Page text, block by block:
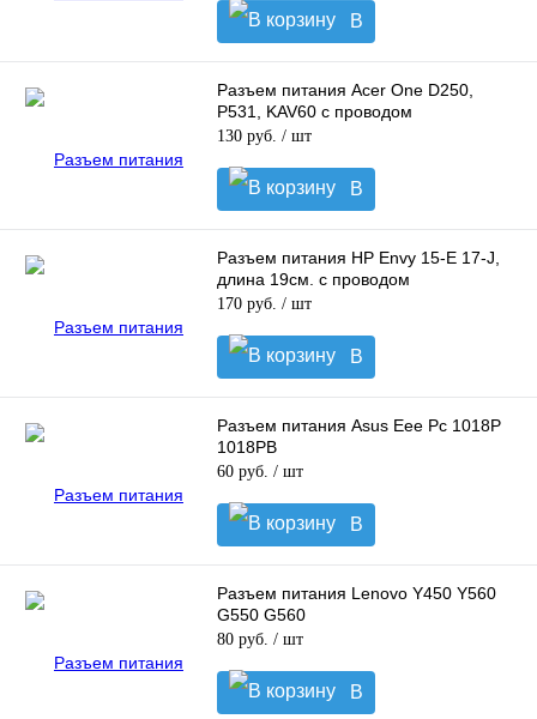
В
корзину
Разъем питания Acer One D250,
P531, KAV60 с проводом
130 руб. / шт
В
корзину
Разъем питания HP Envy 15-E 17-J,
длина 19см. с проводом
170 руб. / шт
В
корзину
Разъем питания Asus Eee Pc 1018P
1018PB
60 руб. / шт
В
корзину
Разъем питания Lenovo Y450 Y560
G550 G560
80 руб. / шт
В